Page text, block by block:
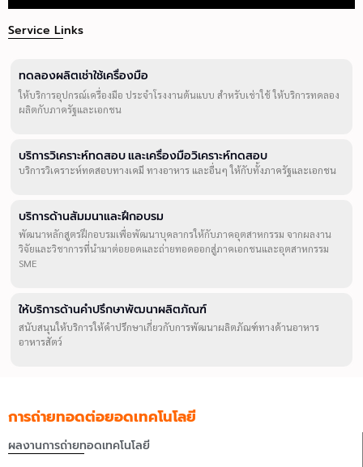
Service Links
ทดลองผลิตเช่าใช้เครื่องมือ
ให้บริการอุปกรณ์เครื่องมือ ประจำโรงงานต้นแบบ สำหรับเช่าใช้ ให้บริการทดลอง
ผลิตกับภาครัฐและเอกชน
บริการวิเคราะห์ทดสอบ และเครื่องมือวิเคราะห์ทดสอบ
บริการวิเคราะห์ทดสอบทางเคมี ทางอาหาร และอื่นๆ ให้กับทั้งภาครัฐและเอกชน
บริการด้านสัมมนาและฝึกอบรม
พัฒนาหลักสูตรฝึกอบรมเพื่อพัฒนาบุคลากรให้กับภาคอุตสาหกรรม จากผลงาน
วิจัยและวิชาการที่นำมาต่อยอดและถ่ายทอดออกสู่ภาคเอกชนและอุตสาหกรรม
SME
ให้บริการด้านคำปรึกษาพัฒนาผลิตภัณฑ์
สนับสนุนให้บริการให้คำปรึกษาเกี่ยวกับการพัฒนาผลิตภัณฑ์ทางด้านอาหาร
อาหารสัตว์
การถ่ายทอดต่อยอดเทคโนโลยี
ผลงานการถ่ายทอดเทคโนโลยี